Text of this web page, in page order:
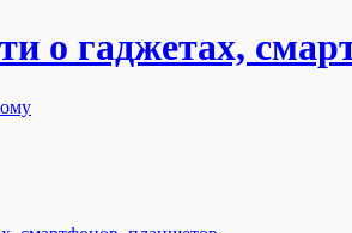
о гаджетах,